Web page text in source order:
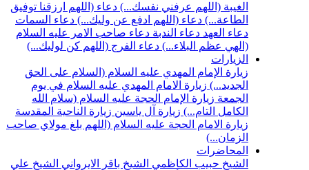
الغيبة (اللهم عرفني نفسك...) دعاء (اللهم ارزقنا توفيق
الطاعة...) دعاء (اللهم ادفع عن وليك...) دعاء السمات
دعاء العهد دعاء الندبة دعاء صاحب الامر عليه السلام
(الهي عظم البلاء...) دعاء الفرج (اللهم كن لوليك...)
الزيارات
زيارة الإمام المهدي عليه السلام (السلام على الحق
الجديد...) زيارة الامام المهدي عليه السلام في يوم
الجمعة زيارة الإمام الحجة عليه السلام (سلام الله
الكامل التام...) زيارة آل ياسين زيارة الناحية المقدسة
زيارة الامام الحجة عليه السلام (اللهم بلغ مولاي صاحب
الزمان...)
المحاضرات
الشيخ حبيب الكاظمي الشيخ باقر الايرواني الشيخ علي